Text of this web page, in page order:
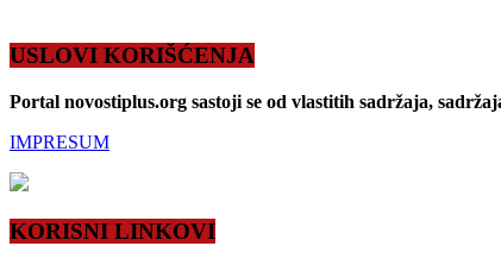
USLOVI KORIŠĆENJA
Portal novostiplus.org sastoji se od vlastitih sadržaja,
IMPRESUM
KORISNI LINKOVI